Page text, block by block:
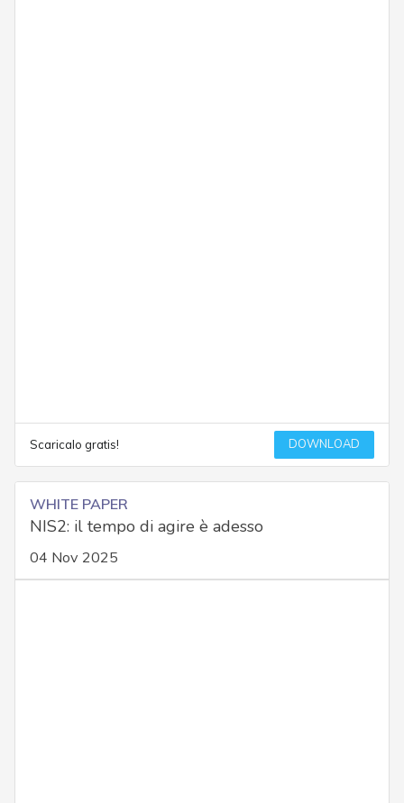
Scaricalo gratis! DOWNLOAD
WHITE PAPER
NIS2: il tempo di agire è adesso
04 Nov 2025